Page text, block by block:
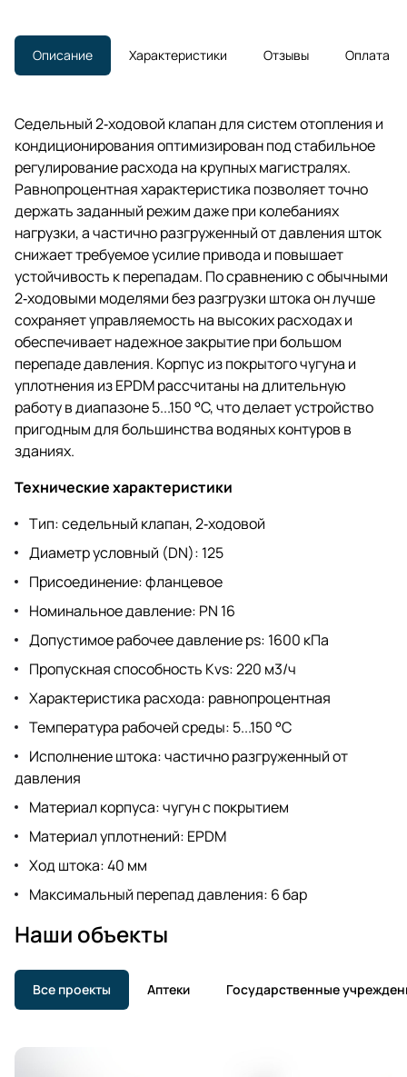
Описание Характеристики Отзывы Оплата
Седельный 2‑ходовой клапан для систем отопления и
кондиционирования оптимизирован под стабильное
регулирование расхода на крупных магистралях.
Равнопроцентная характеристика позволяет точно
держать заданный режим даже при колебаниях
нагрузки, а частично разгруженный от давления шток
снижает требуемое усилие привода и повышает
устойчивость к перепадам. По сравнению с обычными
2‑ходовыми моделями без разгрузки штока он лучше
сохраняет управляемость на высоких расходах и
обеспечивает надежное закрытие при большом
перепаде давления. Корпус из покрытого чугуна и
уплотнения из EPDM рассчитаны на длительную
работу в диапазоне 5...150 °C, что делает устройство
пригодным для большинства водяных контуров в
зданиях.
Технические характеристики
Тип: седельный клапан, 2‑ходовой
Диаметр условный (DN): 125
Присоединение: фланцевое
Номинальное давление: PN 16
Допустимое рабочее давление ps: 1600 кПа
Пропускная способность Kvs: 220 м3/ч
Характеристика расхода: равнопроцентная
Температура рабочей среды: 5...150 °C
Исполнение штока: частично разгруженный от
давления
Материал корпуса: чугун с покрытием
Материал уплотнений: EPDM
Ход штока: 40 мм
Максимальный перепад давления: 6 бар
Наши объекты
Все проекты Аптеки Государственные